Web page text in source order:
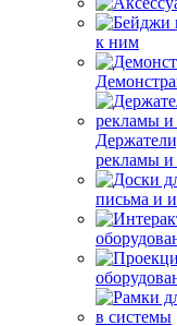
к ним
рекламы и
письма и